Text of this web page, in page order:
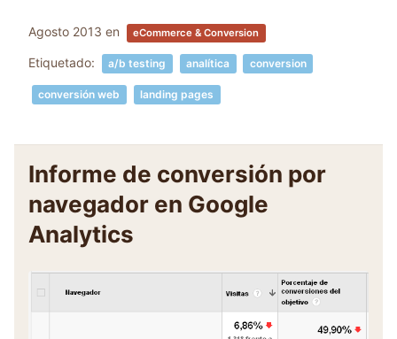
Agosto 2013 en eCommerce & Conversion
Etiquetado: a/b testing analítica conversion
conversión web landing pages
Informe de conversión por
navegador en Google
Analytics